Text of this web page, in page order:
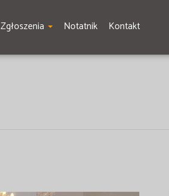
Zgłoszenia Notatnik Kontakt